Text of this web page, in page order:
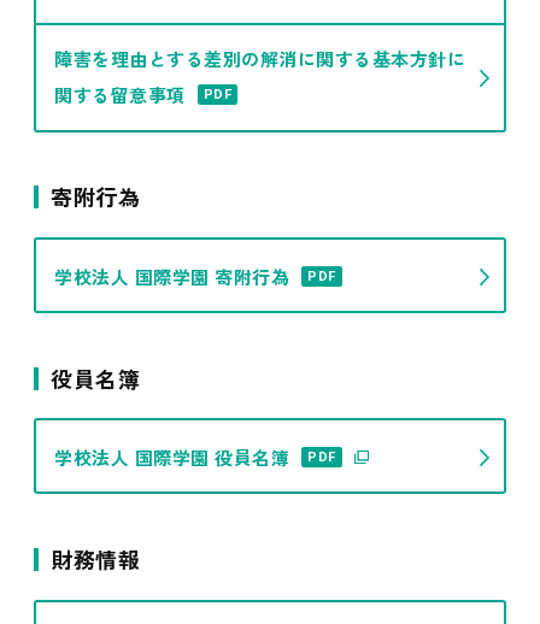
障害を理由とする差別の解消に関する基本方針に
関する留意事項
PDF
寄附行為
学校法人 国際学園 寄附行為 PDF
役員名簿
学校法人 国際学園 役員名簿 PDF
財務情報